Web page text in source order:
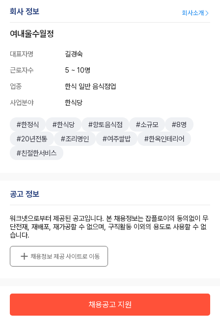
회사 정보 회사소개
여내울수월정
대표자명
길경숙
근로자수
5 ~ 10명
업종
한식 일반 음식점업
사업분야
한식당
#한정식 #한식당 #향토음식점 #소규모
#8명
#20년전통
#조리명인 #여주쌀밥
#한옥인테리어
#친절한서비스
공고 정보
워크넷으로부터 제공된 공고입니다. 본 채용정보는 잡플로이의 동의없이 무
단전재, 재배포, 재가공할 수 없으며, 구직활동 이외의 용도로 사용할 수 없
습니다.
채용정보 제공 사이트로 이동
채용공고 지원